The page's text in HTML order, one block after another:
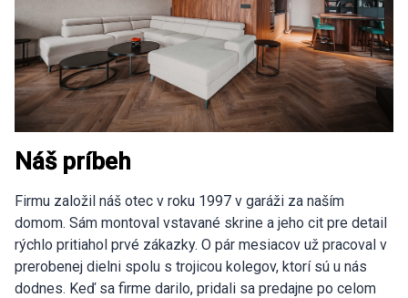
Náš príbeh
Firmu založil náš otec v roku 1997 v garáži za naším
domom. Sám montoval vstavané skrine a jeho cit pre detail
rýchlo pritiahol prvé zákazky. O pár mesiacov už pracoval v
prerobenej dielni spolu s trojicou kolegov, ktorí sú u nás
dodnes. Keď sa firme darilo, pridali sa predajne po celom